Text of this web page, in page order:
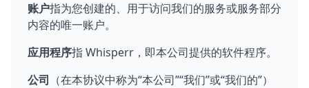
账户指为您创建的、用于访问我们的服务或服务部分
内容的唯一账户。
应用程序指 Whisperr，即本公司提供的软件程序。
公司 （在本协议中称为“本公司”“我们”或“我们的”）